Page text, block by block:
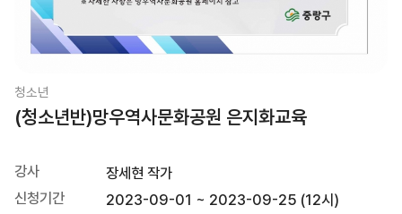
청소년
(청소년반)망우역사문화공원 은지화교육
강사
장세현 작가
신청기간
2023-09-01 ~ 2023-09-25 (12시)